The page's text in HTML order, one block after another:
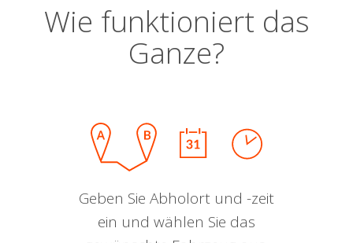
Wie funktioniert das
Ganze?
Geben Sie Abholort und -zeit
ein und wählen Sie das